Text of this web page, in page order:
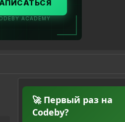
🚀 Первый раз на
Codeby?